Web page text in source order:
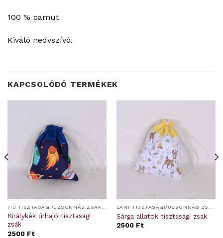
100 % pamut
Kiváló nedvszívó.
KAPCSOLÓDÓ TERMÉKEK
FIÚ TISZTASÁGI/UZSONNÁS ZSÁKOK, KÉZTÖRLŐ, BABZSÁK
Királykék űrhajó tisztasági
zsák
2500 Ft
LÁNY TISZTASÁGI/UZSONNÁS ZSÁKOK, KÉZTÖRLŐ, BABZSÁK
Sárga állatok tisztasági zsák
2500 Ft